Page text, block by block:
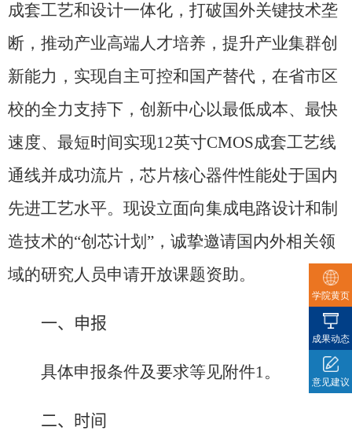
成套工艺和设计一体化，打破国外关键技术垄
断，推动产业高端人才培养，提升产业集群创
新能力，实现自主可控和国产替代，在省市区
校的全力支持下，创新中心以最低成本、最快
速度、最短时间实现12英寸CMOS成套工艺线
通线并成功流片，芯片核心器件性能处于国内
先进工艺水平。现设立面向集成电路设计和制
造技术的“创芯计划”，诚挚邀请国内外相关领
域的研究人员申请开放课题资助。
一、申报
具体申报条件及要求等见附件1。
二、时间
学院黄页
成果动态
意见建议